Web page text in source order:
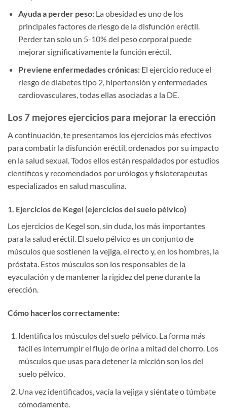
Ayuda a perder peso:La obesidad es uno de los
principales factores de riesgo de la disfunción eréctil.
Perder tan solo un 5-10% del peso corporal puede
mejorar significativamente la función eréctil.
Previene enfermedades crónicas:El ejercicio reduce el
riesgo de diabetes tipo 2, hipertensión y enfermedades
cardiovasculares, todas ellas asociadas a la DE.
Los 7 mejores ejercicios para mejorar la erección
A continuación, te presentamos los ejercicios más efectivos
para combatir la disfunción eréctil, ordenados por su impacto
en la salud sexual. Todos ellos están respaldados por estudios
científicos y recomendados por urólogos y fisioterapeutas
especializados en salud masculina.
1. Ejercicios de Kegel (ejercicios del suelo pélvico)
Los ejercicios de Kegel son, sin duda, los más importantes
para la salud eréctil. El suelo pélvico es un conjunto de
músculos que sostienen la vejiga, el recto y, en los hombres, la
próstata. Estos músculos son los responsables de la
eyaculación y de mantener la rigidez del pene durante la
erección.
Cómo hacerlos correctamente:
Identifica los músculos del suelo pélvico. La forma más
fácil es interrumpir el flujo de orina a mitad del chorro. Los
músculos que usas para detener la micción son los del
suelo pélvico.
Una vez identificados, vacía la vejiga y siéntate o túmbate
cómodamente.